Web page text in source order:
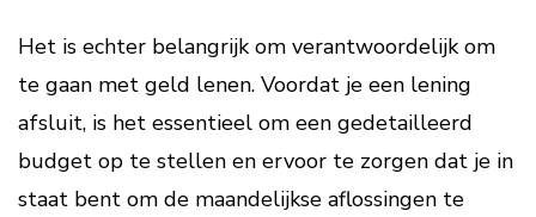
Het is echter belangrijk om verantwoordelijk om
te gaan met geld lenen. Voordat je een lening
afsluit, is het essentieel om een gedetailleerd
budget op te stellen en ervoor te zorgen dat je in
staat bent om de maandelijkse aflossingen te